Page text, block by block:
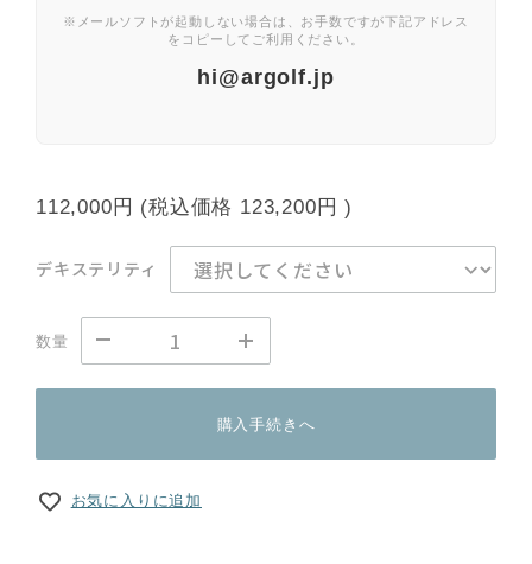
※メールソフトが起動しない場合は、お手数ですが下記アドレス
をコピーしてご利用ください。
hi@argolf.jp
112,000円 (税込価格 123,200円 )
デキステリティ
数量
購入手続きへ
お気に入りに追加